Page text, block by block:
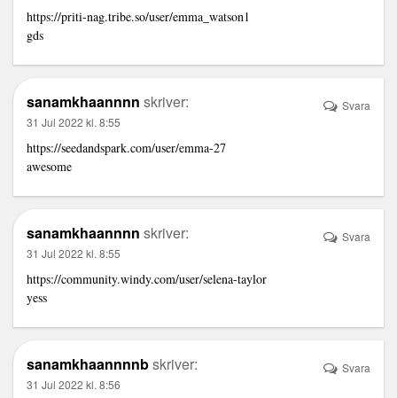
https://priti-nag.tribe.so/user/emma_watson1
gds
sanamkhaannnn skriver:
31 Jul 2022 kl. 8:55
https://seedandspark.com/user/emma-27
awesome
Svara
sanamkhaannnn skriver:
31 Jul 2022 kl. 8:55
https://community.windy.com/user/selena-taylor
yess
Svara
sanamkhaannnnbskriver:
31 Jul 2022 kl. 8:56
Svara